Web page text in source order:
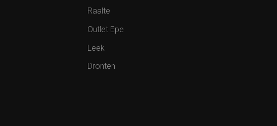
Raalte
Outlet Epe
Leek
Dronten